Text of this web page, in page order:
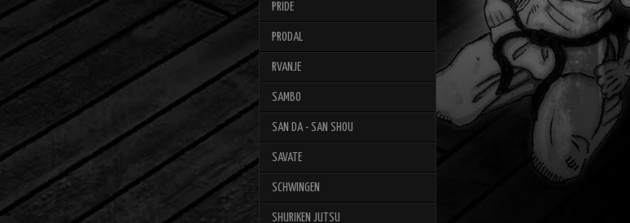
PRIDE
PRODAL
RVANJE
SAMBO
SAN DA - SAN SHOU
SAVATE
SCHWINGEN
SHURIKEN JUTSU